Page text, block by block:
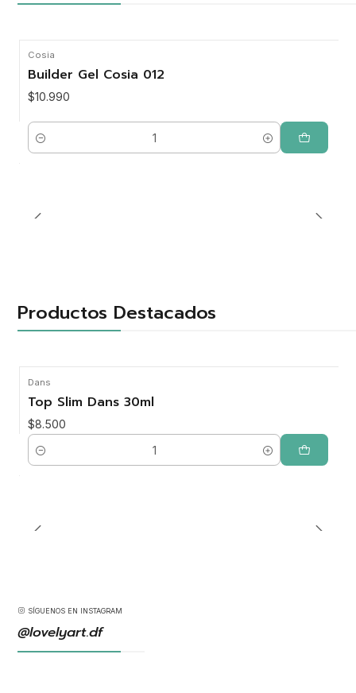
Cosia
Builder Gel Cosia 012
$10.990
Cantidad
Productos Destacados
Dans
Top Slim Dans 30ml
$8.500
Cantidad
SÍGUENOS EN INSTAGRAM
@lovelyart.df